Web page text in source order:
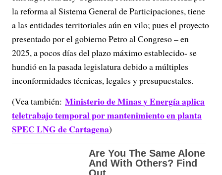
la reforma al Sistema General de Participaciones, tiene
a las entidades territoriales aún en vilo; pues el proyecto
presentado por el gobierno Petro al Congreso – en
2025, a pocos días del plazo máximo establecido- se
hundió en la pasada legislatura debido a múltiples
inconformidades técnicas, legales y presupuestales.
(Vea también: Ministerio de Minas y Energía aplica
teletrabajo temporal por mantenimiento en planta
SPEC LNG de Cartagena)